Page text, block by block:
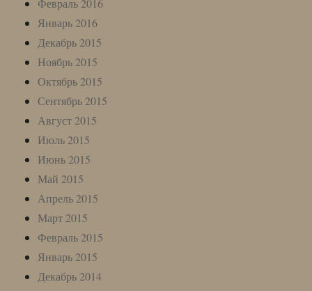
Февраль 2016
Январь 2016
Декабрь 2015
Ноябрь 2015
Октябрь 2015
Сентябрь 2015
Август 2015
Июль 2015
Июнь 2015
Май 2015
Апрель 2015
Март 2015
Февраль 2015
Январь 2015
Декабрь 2014